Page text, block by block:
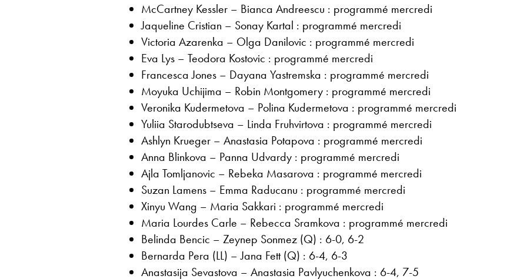
McCartney Kessler – Bianca Andreescu : programmé mercredi
Jaqueline Cristian – Sonay Kartal : programmé mercredi
Victoria Azarenka – Olga Danilovic : programmé mercredi
Eva Lys – Teodora Kostovic : programmé mercredi
Francesca Jones – Dayana Yastremska : programmé mercredi
Moyuka Uchijima – Robin Montgomery : programmé mercredi
Veronika Kudermetova – Polina Kudermetova : programmé mercredi
Yuliia Starodubtseva – Linda Fruhvirtova : programmé mercredi
Ashlyn Krueger – Anastasia Potapova : programmé mercredi
Anna Blinkova – Panna Udvardy : programmé mercredi
Ajla Tomljanovic – Rebeka Masarova : programmé mercredi
Suzan Lamens – Emma Raducanu : programmé mercredi
Xinyu Wang – Maria Sakkari : programmé mercredi
Maria Lourdes Carle – Rebecca Sramkova : programmé mercredi
Belinda Bencic – Zeynep Sonmez (Q) : 6-0, 6-2
Bernarda Pera (LL) – Jana Fett (Q) : 6-4, 6-3
Anastasija Sevastova – Anastasia Pavlyuchenkova : 6-4, 7-5